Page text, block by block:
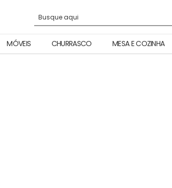
MÓVEIS CHURRASCO MESA E COZINHA